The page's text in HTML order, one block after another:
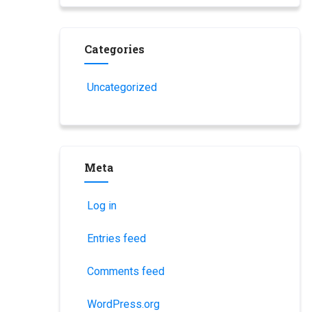
Categories
Uncategorized
Meta
Log in
Entries feed
Comments feed
WordPress.org